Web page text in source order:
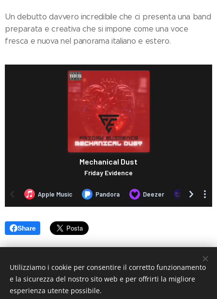
Un debutto davvero incredibile che ci presenta una band
preparata e creativa che si impone come una voce
fresca e nuova nel panorama italiano e estero.
Share
© 2019 www.artistionline.tv
Utilizziamo i cookie per consentire il corretto funzionamento
e la sicurezza del nostro sito web e per offrirti la migliore
esperienza utente possibile.